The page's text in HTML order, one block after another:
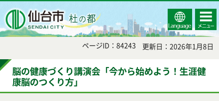
Select
Language
コンテ
ンツメ
ニュー
ページID：84243 更新日：2026年1月8日
脳の健康づくり講演会「今から始めよう！生涯健
康脳のつくり方」